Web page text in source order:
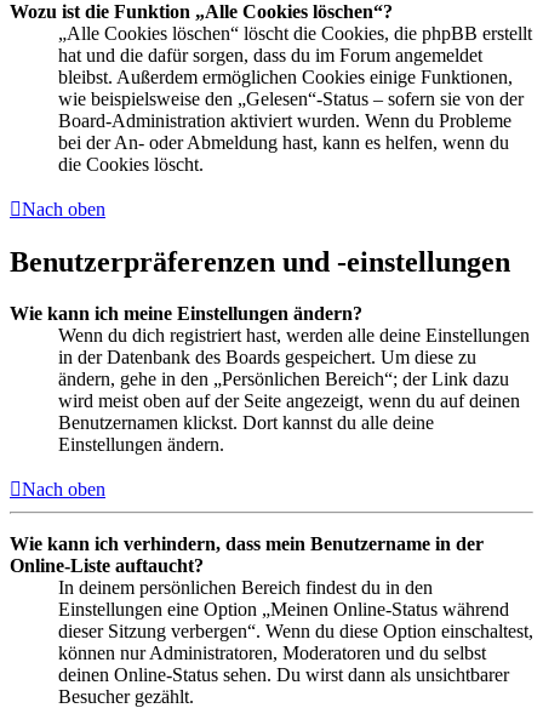
Wozu ist die Funktion „Alle Cookies löschen“?
„Alle Cookies löschen“ löscht die Cookies, die phpBB erstellt
hat und die dafür sorgen, dass du im Forum angemeldet
bleibst. Außerdem ermöglichen Cookies einige Funktionen,
wie beispielsweise den „Gelesen“-Status – sofern sie von der
Board-Administration aktiviert wurden. Wenn du Probleme
bei der An- oder Abmeldung hast, kann es helfen, wenn du
die Cookies löscht.
Nach oben
Benutzerpräferenzen und -einstellungen
Wie kann ich meine Einstellungen ändern?
Wenn du dich registriert hast, werden alle deine Einstellungen
in der Datenbank des Boards gespeichert. Um diese zu
ändern, gehe in den „Persönlichen Bereich“; der Link dazu
wird meist oben auf der Seite angezeigt, wenn du auf deinen
Benutzernamen klickst. Dort kannst du alle deine
Einstellungen ändern.
Nach oben
Wie kann ich verhindern, dass mein Benutzername in der
Online-Liste auftaucht?
In deinem persönlichen Bereich findest du in den
Einstellungen eine Option „Meinen Online-Status während
dieser Sitzung verbergen“. Wenn du diese Option einschaltest,
können nur Administratoren, Moderatoren und du selbst
deinen Online-Status sehen. Du wirst dann als unsichtbarer
Besucher gezählt.